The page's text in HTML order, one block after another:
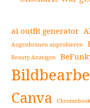
ai outfit generator
Augenbrauen anprobieren
Beauty-Anzeigen
Canva